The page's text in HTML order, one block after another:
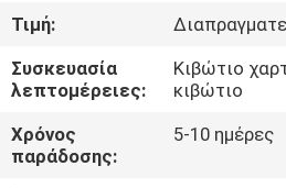
ΜΑΣ
ΕΛΆΤΕ
ΣΕ
ΕΠΑΦΉ
ΜΕ
Τιμή:
Συσκευασία
λεπτομέρειες:
Κιβώτιο
κιβώτιο
Χρόνος
παράδοσης:
5-10 ημέρες